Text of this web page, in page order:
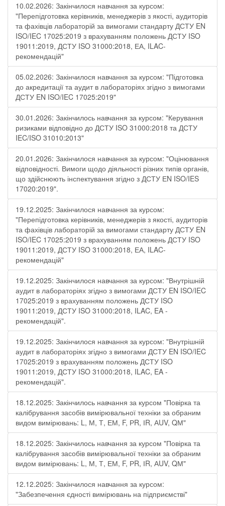
10.02.2026: Закінчилося навчання за курсом:
"Перепідготовка керівників, менеджерів з якості, аудиторів
та фахівців лабораторій за вимогами стандарту ДСТУ EN
ISO/IEC 17025:2019 з врахуванням положень ДСТУ ISO
19011:2019, ДСТУ ISO 31000:2018, ЕА, ILAC-
рекомендацій"
05.02.2026: Закінчилося навчання за курсом: "Підготовка
до акредитації та аудит в лабораторіях згідно з вимогами
ДСТУ EN ISO/IEC 17025:2019"
30.01.2026: Закінчилось навчання за курсом: "Керування
ризиками відповідно до ДСТУ ISO 31000:2018 та ДСТУ
IEC/ISO 31010:2013"
20.01.2026: Закінчилося навчання за курсом: "Оцінювання
відповідності. Вимоги щодо діяльності різних типів органів,
що здійснюють інспектування згідно з ДСТУ ЕN ISO/IES
17020:2019".
19.12.2025: Закінчилося навчання за курсом:
"Перепідготовка керівників, менеджерів з якості, аудиторів
та фахівців лабораторій за вимогами стандарту ДСТУ EN
ISO/IEC 17025:2019 з врахуванням положень ДСТУ ISO
19011:2019, ДСТУ ISO 31000:2018, ЕА, ILAC-
рекомендацій"
19.12.2025: Закінчилося навчання за курсом: "Внутрішній
аудит в лабораторіях згідно з вимогами ДСТУ EN ISO/IEC
17025:2019 з врахуванням положень ДСТУ ISO
19011:2019, ДСТУ ISO 31000:2018, ILAC, EA -
рекомендацій".
19.12.2025: Закінчилося навчання за курсом: "Внутрішній
аудит в лабораторіях згідно з вимогами ДСТУ EN ISO/IEC
17025:2019 з врахуванням положень ДСТУ ISO
19011:2019, ДСТУ ISO 31000:2018, ILAC, EA -
рекомендацій".
18.12.2025: Закінчилось навчання за курсом "Повірка та
калібрування засобів вимірювальної техніки за обраним
видом вимірювань: L, М, Т, ЕМ, F, РR, ІR, АUV, QМ"
18.12.2025: Закінчилось навчання за курсом "Повірка та
калібрування засобів вимірювальної техніки за обраним
видом вимірювань: L, М, Т, ЕМ, F, РR, ІR, АUV, QМ"
12.12.2025: Закінчилося навчання за курсом:
"Забезпечення єдності вимірювань на підприємстві"